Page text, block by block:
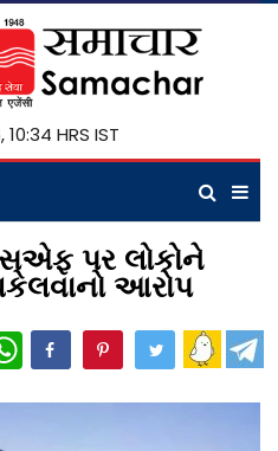
HRS IST
પર લોકોને
આરોપ
WhatsApp